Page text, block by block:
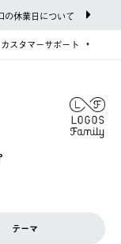
休業日について
カスタマーサポート
テーマ